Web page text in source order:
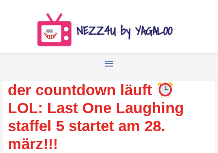
der countdown läuft
LOL: Last One Laughing
staffel 5 startet am 28.
märz!!!